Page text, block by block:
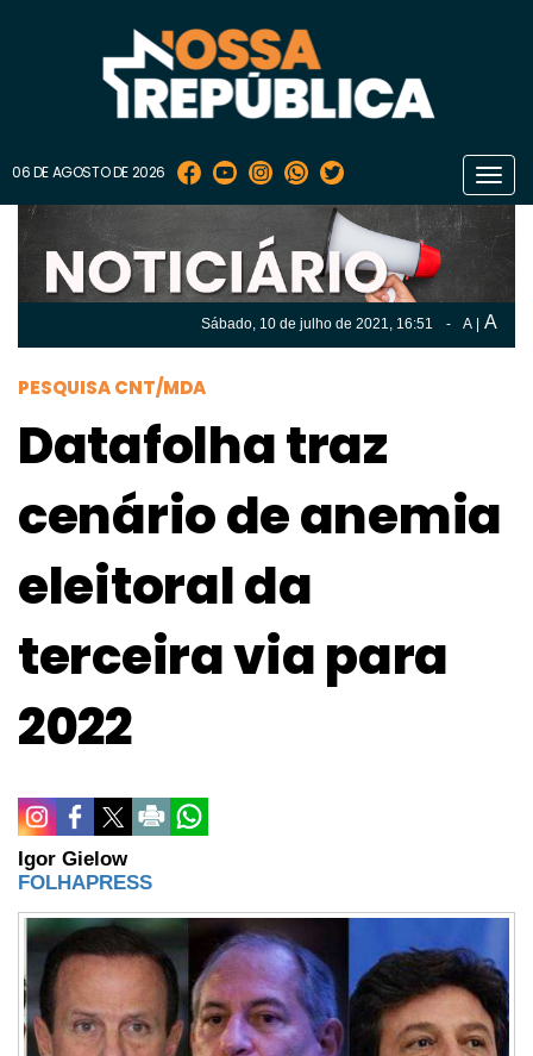
06 DE AGOSTO DE 2026
Sábado, 10 de julho de 2021, 16:51 - A A
PESQUISA CNT/MDA
Datafolha traz
cenário de anemia
eleitoral da
terceira via para
2022
Igor Gielow
FOLHAPRESS